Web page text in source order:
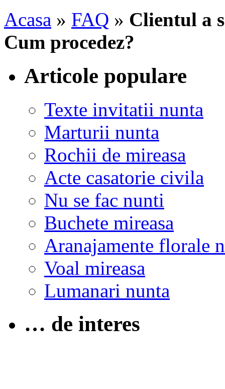
Acasa » FAQ » Clientul a
Cum procedez?
Articole populare
Texte invitatii nunta
Marturii nunta
Rochii de mireasa
Acte casatorie civila
Nu se fac nunti
Buchete mireasa
Aranajamente florale
Voal mireasa
Lumanari nunta
… de interes